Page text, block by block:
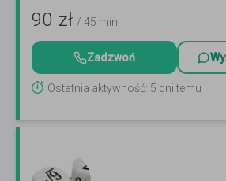
90 zł / 45 min
Zadzwoń
Ostatnia aktywność: 5 dni temu